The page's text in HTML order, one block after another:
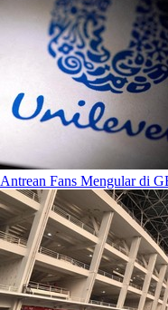
Antrean Fans Mengular di